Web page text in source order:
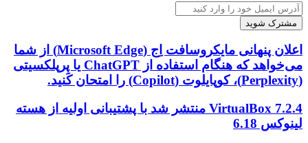
آدرس
ایمیل
خود
را
وارد
کنید
اعلان
پنهانی
مایکروسافت
اِج
Edge)
از
اعلان پنهانی مایکروسافت اِج (Microsoft Edge) از شما
می‌خواهد که هنگام استفاده از ChatGPT یا پِرپلکسیتی
(Perplexity)، کوپایلوت (Copilot) را امتحان کنید.
VirtualBox
7.2.4
منتشر
VirtualBox 7.2.4 منتشر شد با پشتیبانی اولیه از هسته
لینوکس 6.18